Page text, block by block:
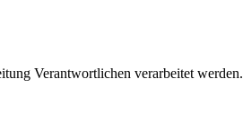
Verantwortlichen verarbeitet werden.